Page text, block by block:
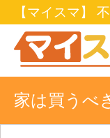
【マイスマ】
家は買うべ